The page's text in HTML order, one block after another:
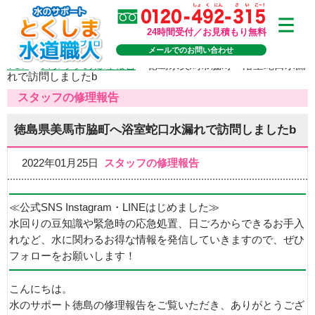
24時間受付／お見積もり無料
メールでのお問い合わせ
TOP>スタッフの修理報告
れで訪問しましたb
スタッフの修理報告
徳島県美馬市脇町へ浴室蛇口水漏れで訪問しましたb
2022年01月25日 スタッフの修理報告
≪公式SNS Instagram・LINEはじめました≫
水回りの豆知識や緊急時の応急処置、日ごろからできるお手入
れなど、水に関わるお得な情報を発信していきますので、ぜひ
フォローをお願いします！
こんにちは。
水のサポート徳島の修理報告をご覧いただき、ありがとうござ